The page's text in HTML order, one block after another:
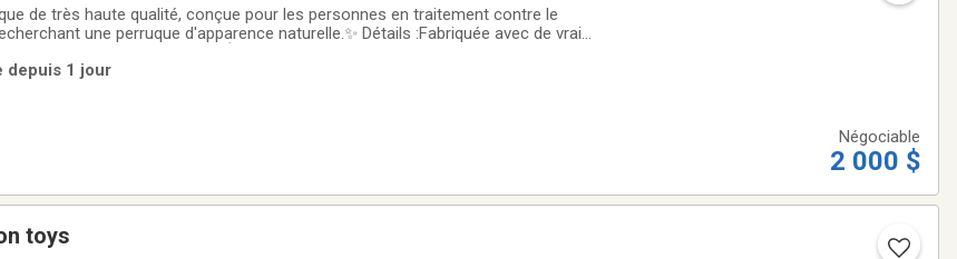
de très haute qualité, conçue pour les personnes en traitement contre le
une perruque d'apparence naturelle.✨ Détails :Fabriquée avec de vrais
depuis 1 jour
Négociable
2 000 $
fisher price education toys